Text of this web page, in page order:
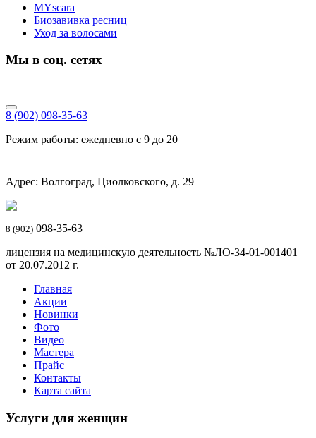
MYscara
Биозавивка ресниц
Уход за волосами
Мы в соц. сетях
8 (902) 098-35-63
Режим работы: ежедневно с 9 до 20
Адрес: Волгоград, Циолковского, д. 29
8 (902) 098-35-63
лицензия на медицинскую деятельность №ЛО-34-01-001401
от 20.07.2012 г.
Главная
Акции
Новинки
Фото
Видео
Мастера
Прайс
Контакты
Карта сайта
Услуги для женщин